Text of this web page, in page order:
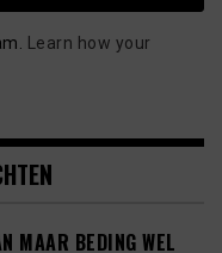
Learn how your
MAAR BEDING WEL